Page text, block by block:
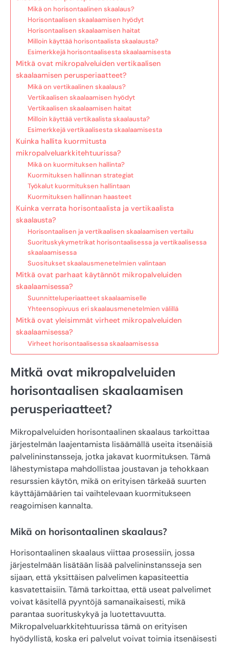
Mikä on horisontaalinen skaalaus?
Horisontaalisen skaalaamisen hyödyt
Horisontaalisen skaalaamisen haitat
Milloin käyttää horisontaalista skaalausta?
Esimerkkejä horisontaalisesta skaalaamisesta
Mitkä ovat mikropalveluiden vertikaalisen
skaalaamisen perusperiaatteet?
Mikä on vertikaalinen skaalaus?
Vertikaalisen skaalaamisen hyödyt
Vertikaalisen skaalaamisen haitat
Milloin käyttää vertikaalista skaalausta?
Esimerkkejä vertikaalisesta skaalaamisesta
Kuinka hallita kuormitusta
mikropalveluarkkitehtuurissa?
Mikä on kuormituksen hallinta?
Kuormituksen hallinnan strategiat
Työkalut kuormituksen hallintaan
Kuormituksen hallinnan haasteet
Kuinka verrata horisontaalista ja vertikaalista
skaalausta?
Horisontaalisen ja vertikaalisen skaalaamisen vertailu
Suorituskykymetrikat horisontaalisessa ja vertikaalisessa
skaalaamisessa
Suositukset skaalausmenetelmien valintaan
Mitkä ovat parhaat käytännöt mikropalveluiden
skaalaamisessa?
Suunnitteluperiaatteet skaalaamiselle
Yhteensopivuus eri skaalausmenetelmien välillä
Mitkä ovat yleisimmät virheet mikropalveluiden
skaalaamisessa?
Virheet horisontaalisessa skaalaamisessa
Mitkä ovat mikropalveluiden
horisontaalisen skaalaamisen
perusperiaatteet?
Mikropalveluiden horisontaalinen skaalaus tarkoittaa
järjestelmän laajentamista lisäämällä useita itsenäisiä
palvelininstansseja, jotka jakavat kuormituksen. Tämä
lähestymistapa mahdollistaa joustavan ja tehokkaan
resurssien käytön, mikä on erityisen tärkeää suurten
käyttäjämäärien tai vaihtelevaan kuormitukseen
reagoimisen kannalta.
Mikä on horisontaalinen skaalaus?
Horisontaalinen skaalaus viittaa prosessiin, jossa
järjestelmään lisätään lisää palvelininstansseja sen
sijaan, että yksittäisen palvelimen kapasiteettia
kasvatettaisiin. Tämä tarkoittaa, että useat palvelimet
voivat käsitellä pyyntöjä samanaikaisesti, mikä
parantaa suorituskykyä ja luotettavuutta.
Mikropalveluarkkitehtuurissa tämä on erityisen
hyödyllistä, koska eri palvelut voivat toimia itsenäisesti